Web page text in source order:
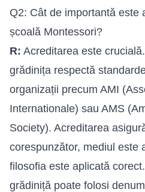
Q2: Cât de importantă este
școală Montessori?
R: Acreditarea este
grădinița respectă
organizații precum AMI
Internationale) sau AMS
Society). Acreditarea
corespunzător, mediul este
filosofia este aplicată
grădiniță poate folosi